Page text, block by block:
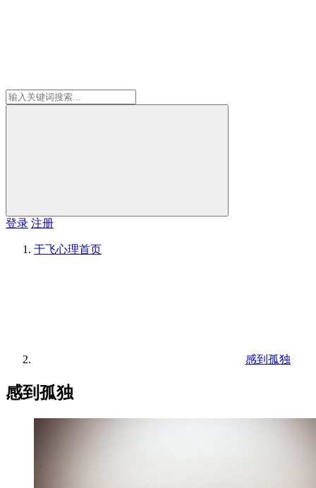
登录 注册
于飞心理首页
感到孤独
感到孤独